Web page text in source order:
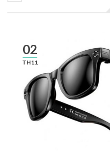
02
TH11